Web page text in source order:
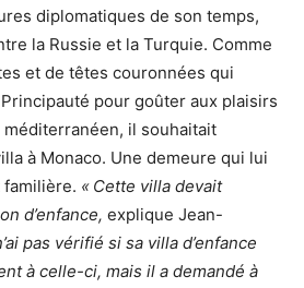
diplomatiques de son temps,
la Russie et la Turquie. Comme
et de têtes couronnées qui
pour goûter aux plaisirs
il souhaitait
à Monaco. Une demeure qui lui
« Cette villa devait
d’enfance, explique Jean-
pas vérifié si sa villa d’enfance
à celle-ci, mais il a demandé à